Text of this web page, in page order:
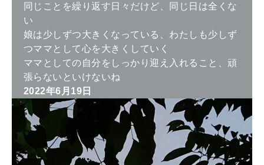
同じことを繰り返す日々だけど、同じ日は全くな
い
娘は少しずつ大きくなっている、わたしも少しず
つママとして心を大きくしていく
ママとしての自分をしっかり迎え入れること、頑
張らないといけないね
2022年6月19日